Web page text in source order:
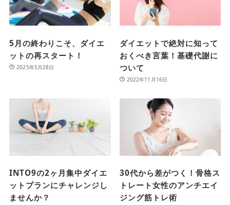
5月の終わりこそ、ダイエ
ットの再スタート！
2025年5月28日
ダイエットで絶対に知って
おくべき言葉！基礎代謝に
ついて
2022年11月16日
INTO9の2ヶ月集中ダイエ
ットプランにチャレンジし
ませんか？
30代から差がつく！骨格ス
トレート女性のアンチエイ
ジング筋トレ術